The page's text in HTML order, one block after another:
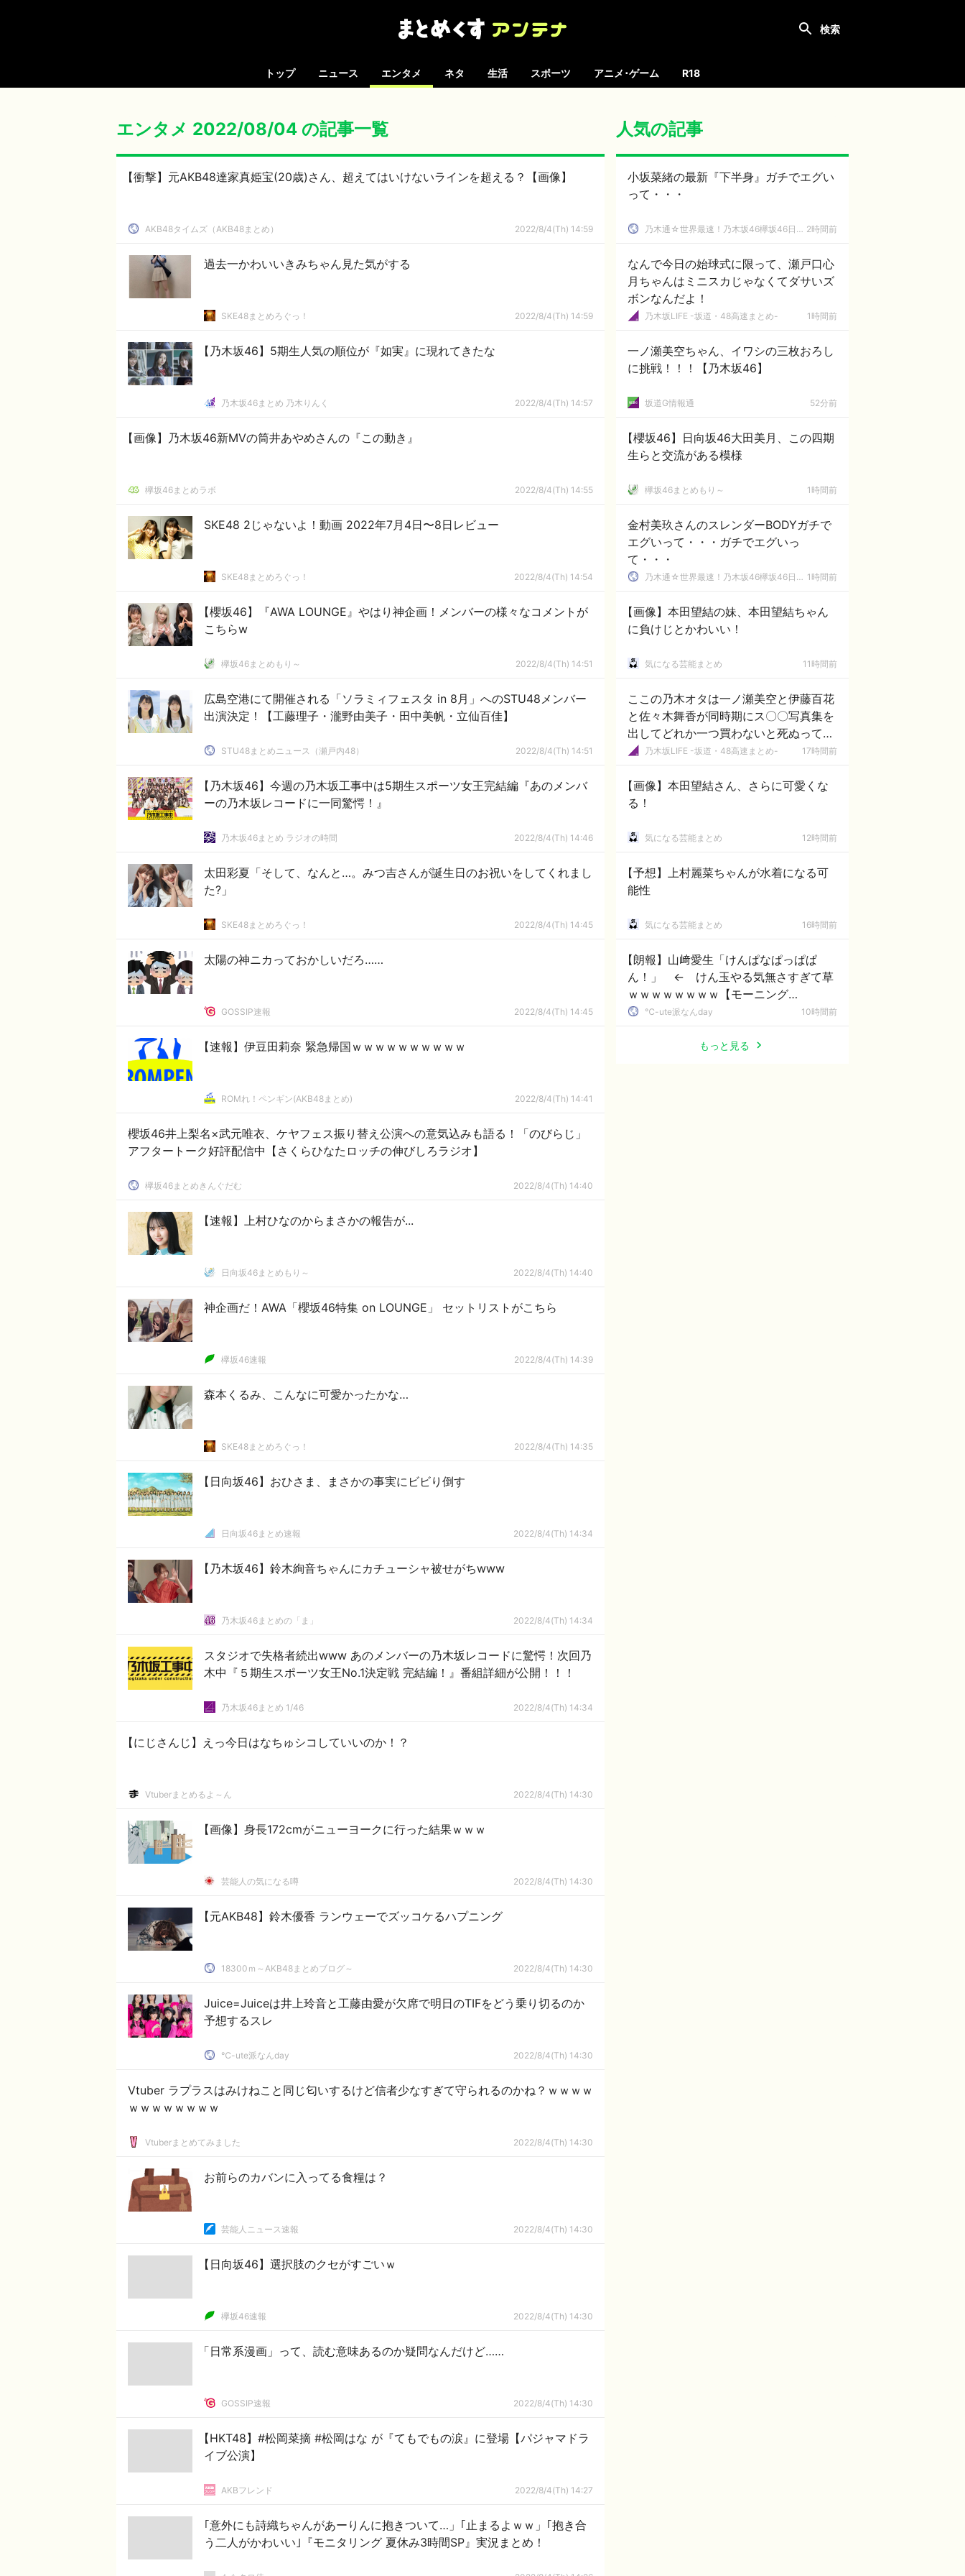
トップ ニュース エンタメ ネタ 生活 スポーツ アニメ･ゲーム R18
エンタメ 2022/08/04 の記事一覧
【衝撃】元AKB48達家真姫宝(20歳)さん、超えてはいけないラインを超える？【画像】
AKB48タイムズ（AKB48まとめ） 2022/8/4(Th) 14:59
過去一かわいいきみちゃん見た気がする
SKE48まとめろぐっ！ 2022/8/4(Th) 14:59
【乃木坂46】5期生人気の順位が『如実』に現れてきたな
乃木坂46まとめ 乃木りんく 2022/8/4(Th) 14:57
【画像】乃木坂46新MVの筒井あやめさんの『この動き』
欅坂46まとめラボ 2022/8/4(Th) 14:55
SKE48 2じゃないよ！動画 2022年7月4日〜8日レビュー
SKE48まとめろぐっ！ 2022/8/4(Th) 14:54
【櫻坂46】『AWA LOUNGE』やはり神企画！メンバーの様々なコメントが
こちらw
欅坂46まとめもり～ 2022/8/4(Th) 14:51
広島空港にて開催される「ソラミィフェスタ in 8月」へのSTU48メンバー
出演決定！【工藤理子・瀧野由美子・田中美帆・立仙百佳】
STU48まとめニュース（瀬戸内48） 2022/8/4(Th) 14:51
【乃木坂46】今週の乃木坂工事中は5期生スポーツ女王完結編『あのメンバ
ーの乃木坂レコードに一同驚愕！』
乃木坂46まとめ ラジオの時間 2022/8/4(Th) 14:46
太田彩夏「そして、なんと…。みつ吉さんが誕生日のお祝いをしてくれまし
た?」
SKE48まとめろぐっ！ 2022/8/4(Th) 14:45
太陽の神ニカっておかしいだろ……
GOSSIP速報 2022/8/4(Th) 14:45
【速報】伊豆田莉奈 緊急帰国ｗｗｗｗｗｗｗｗｗｗ
ROMれ！ペンギン(AKB48まとめ) 2022/8/4(Th) 14:41
櫻坂46井上梨名×武元唯衣、ケヤフェス振り替え公演への意気込みも語る！「のびらじ」
アフタートーク好評配信中【さくらひなたロッチの伸びしろラジオ】
欅坂46まとめきんぐだむ 2022/8/4(Th) 14:40
【速報】上村ひなのからまさかの報告が...
日向坂46まとめもり～ 2022/8/4(Th) 14:40
神企画だ！AWA「櫻坂46特集 on LOUNGE」 セットリストがこちら
欅坂46速報 2022/8/4(Th) 14:39
森本くるみ、こんなに可愛かったかな…
SKE48まとめろぐっ！ 2022/8/4(Th) 14:35
【日向坂46】おひさま、まさかの事実にビビり倒す
日向坂46まとめ速報 2022/8/4(Th) 14:34
【乃木坂46】鈴木絢音ちゃんにカチューシャ被せがちwww
乃木坂46まとめの「ま」 2022/8/4(Th) 14:34
スタジオで失格者続出www あのメンバーの乃木坂レコードに驚愕！次回乃
木中『５期生スポーツ女王No.1決定戦 完結編！』番組詳細が公開！！！
乃木坂46まとめ 1/46 2022/8/4(Th) 14:34
【にじさんじ】えっ今日はなちゅシコしていいのか！？
Vtuberまとめるよ～ん 2022/8/4(Th) 14:30
【画像】身長172cmがニューヨークに行った結果ｗｗｗ
芸能人の気になる噂 2022/8/4(Th) 14:30
【元AKB48】鈴木優香 ランウェーでズッコケるハプニング
18300ｍ～AKB48まとめブログ～ 2022/8/4(Th) 14:30
Juice=Juiceは井上玲音と工藤由愛が欠席で明日のTIFをどう乗り切るのか
予想するスレ
℃-ute派なんday 2022/8/4(Th) 14:30
Vtuber ラプラスはみけねこと同じ匂いするけど信者少なすぎて守られるのかね？ｗｗｗｗ
ｗｗｗｗｗｗｗｗ
Vtuberまとめてみました 2022/8/4(Th) 14:30
お前らのカバンに入ってる食糧は？
芸能人ニュース速報 2022/8/4(Th) 14:30
【日向坂46】選択肢のクセがすごいｗ
欅坂46速報 2022/8/4(Th) 14:30
「日常系漫画」って、読む意味あるのか疑問なんだけど……
GOSSIP速報 2022/8/4(Th) 14:30
【HKT48】#松岡菜摘 #松岡はな が『てもでもの涙』に登場【パジャマドラ
イブ公演】
AKBフレンド 2022/8/4(Th) 14:27
｢意外にも詩織ちゃんがあーりんに抱きついて…」｢止まるよｗｗ」｢抱き合
う二人がかわいい｣『モニタリング 夏休み3時間SP』実況まとめ！
人気の記事
小坂菜緒の最新『下半身』ガチでエグい
って・・・
乃木通☆世界最速！乃木坂46欅坂46日向坂46速報まとめ 2時間前
なんで今日の始球式に限って、瀬戸口心
月ちゃんはミニスカじゃなくてダサいズ
ボンなんだよ！
乃木坂LIFE -坂道・48高速まとめ- 1時間前
一ノ瀬美空ちゃん、イワシの三枚おろし
に挑戦！！！【乃木坂46】
坂道G情報通 52分前
【櫻坂46】日向坂46大田美月、この四期
生らと交流がある模様
欅坂46まとめもり～ 1時間前
金村美玖さんのスレンダーBODYガチで
エグいって・・・ガチでエグいっ
て・・・
乃木通☆世界最速！乃木坂46欅坂46日向坂46速報まとめ 1時間前
【画像】本田望結の妹、本田望結ちゃん
に負けじとかわいい！
気になる芸能まとめ 11時間前
ここの乃木オタは一ノ瀬美空と伊藤百花
と佐々木舞香が同時期にス〇〇写真集を
出してどれか一つ買わないと死ぬって言
われたらどれ買うの？
乃木坂LIFE -坂道・48高速まとめ- 17時間前
【画像】本田望結さん、さらに可愛くな
る！
気になる芸能まとめ 12時間前
【予想】上村麗菜ちゃんが水着になる可
能性
気になる芸能まとめ 16時間前
【朗報】山﨑愛生「けんぱなぱっぱぱ
ん！」 ← けん玉やる気無さすぎて草
ｗｗｗｗｗｗｗｗ【モーニング
娘。'26】
℃-ute派なんday 10時間前
もっと見る